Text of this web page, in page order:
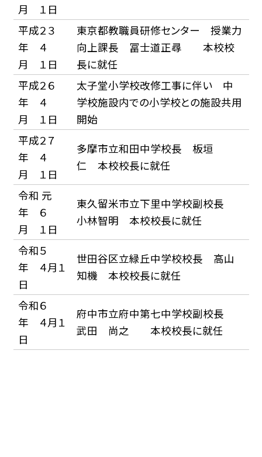
月 １日
平成２３
年 ４
月 １日
東京都教職員研修センター 授業力
向上課長 冨士道正尋 本校校
長に就任
平成２６
年 ４
月 １日
太子堂小学校改修工事に伴い 中
学校施設内での小学校との施設共用
開始
平成２７
年 ４
月 １日
多摩市立和田中学校長 板垣
仁 本校校長に就任
令和 元
年 ６
月 １日
東久留米市立下里中学校副校長
小林智明 本校校長に就任
令和５
年 ４月１
日
世田谷区立緑丘中学校校長 高山
知機 本校校長に就任
令和６
年 ４月１
日
府中市立府中第七中学校副校長
武田 尚之 本校校長に就任